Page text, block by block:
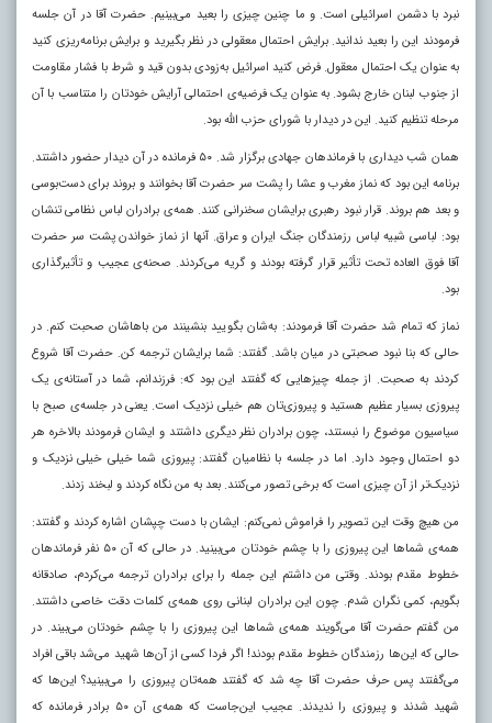
نبرد با دشمن اسرائیلی است. و ما چنین چیزی را بعید می‌بینیم. حضرت آقا در آن جلسه
فرمودند این را بعید ندانید. برایش احتمال معقولی در نظر بگیرید و برایش برنامه‌ریزی کنید
به عنوان یک احتمال معقول. فرض کنید اسرائیل به‌زودی بدون قید و شرط با فشار مقاومت
از جنوب لبنان خارج بشود. به عنوان یک فرضیه‌ی احتمالی آرایش خودتان را متناسب با آن
مرحله تنظیم کنید. این در دیدار با شورای حزب الله بود.
همان شب دیداری با فرماندهان جهادی برگزار شد. ۵۰ فرمانده در آن دیدار حضور داشتند.
برنامه این بود که نماز مغرب و عشا را پشت سر حضرت آقا بخوانند و بروند برای دست‌بوسی
و بعد هم بروند. قرار نبود رهبری برایشان سخنرانی کنند. همه‌ی برادران لباس نظامی تنشان
بود: لباسی شبیه لباس رزمندگان جنگ ایران و عراق. آنها از نماز خواندن پشت سر حضرت
آقا فوق العاده تحت تأثیر قرار گرفته بودند و گریه می‌کردند. صحنه‌ی عجیب و تأثیرگذاری
بود.
نماز که تمام شد حضرت آقا فرمودند: به‌شان بگویید بنشینند من باهاشان صحبت کنم. در
حالی که بنا نبود صحبتی در میان باشد. گفتند: شما برایشان ترجمه کن. حضرت آقا شروع
کردند به صحبت. از جمله‌ چیزهایی که گفتند این بود که: فرزندانم، شما در آستانه‌ی یک
پیروزی بسیار عظیم هستید و پیروزی‌تان هم خیلی نزدیک است. یعنی در جلسه‌ی صبح با
سیاسیون موضوع را نبستند، چون برادران نظر دیگری داشتند و ایشان فرمودند بالاخره هر
دو احتمال وجود دارد. اما در جلسه با نظامیان گفتند: پیروزی شما خیلی خیلی نزدیک و
نزدیک‌تر از آن چیزی است که برخی تصور می‌کنند. بعد به من نگاه کردند و لبخند زدند.
من هیچ وقت این تصویر را فراموش نمی‌کنم: ایشان با دست چپشان اشاره کردند و گفتند:
همه‌ی شماها این پیروزی را با چشم خودتان می‌بینید. در حالی که آن ۵۰ نفر فرماندهان
خطوط مقدم بودند. وقتی من داشتم این جمله را برای برادران ترجمه می‌کردم، صادقانه
بگویم، کمی نگران شدم. چون این برادران لبنانی روی همه‌ی کلمات دقت خاصی داشتند.
من گفتم حضرت آقا می‌گویند همه‌ی شماها این پیروزی را با چشم خودتان می‌بیند. در
حالی که این‌ها رزمندگان خطوط مقدم بودند! اگر فردا کسی از آن‌ها شهید می‌شد باقی افراد
می‌گفتند پس حرف حضرت آقا چه شد که گفتند همه‌تان پیروزی را می‌بینید؟ این‌ها که
شهید شدند و پیروزی را ندیدند. عجیب این‌جاست که همه‌ی آن ۵۰ برادر فرمانده که